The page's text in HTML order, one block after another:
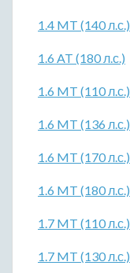
1.4 MT (140 л.с.)
1.6 AT (180 л.с.)
1.6 MT (110 л.с.)
1.6 MT (136 л.с.)
1.6 MT (170 л.с.)
1.6 MT (180 л.с.)
1.7 MT (110 л.с.)
1.7 MT (130 л.с.)